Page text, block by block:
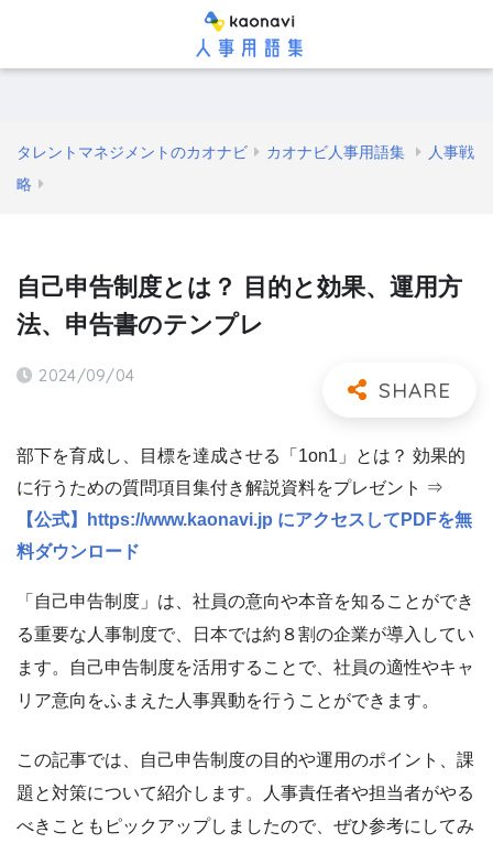
タレントマネジメントのカオナビ カオナビ人事用語集
人事戦
略
自己申告制度とは？ 目的と効果、運用方
法、申告書のテンプレ
2024/09/04
部下を育成し、目標を達成させる「1on1」とは？ 効果的
に行うための質問項目集付き解説資料をプレゼント ⇒
【公式】https://www.kaonavi.jp にアクセスしてPDFを無
料ダウンロード
「自己申告制度」は、社員の意向や本音を知ることができ
る重要な人事制度で、日本では約８割の企業が導入してい
ます。自己申告制度を活用することで、社員の適性やキャ
リア意向をふまえた人事異動を行うことができます。
この記事では、自己申告制度の目的や運用のポイント、課
題と対策について紹介します。人事責任者や担当者がやる
べきこともピックアップしましたので、ぜひ参考にしてみ